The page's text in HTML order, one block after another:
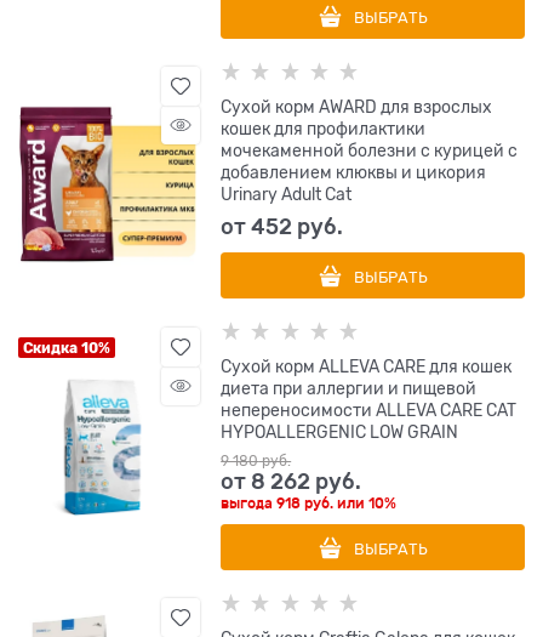
ВЫБРАТЬ
Сухой корм AWARD для взрослых
кошек для профилактики
мочекаменной болезни с курицей с
добавлением клюквы и цикория
Urinary Adult Cat
от452 руб.
ВЫБРАТЬ
Скидка 10%
Сухой корм ALLEVA CARE для кошек
диета при аллергии и пищевой
непереносимости ALLEVA CARE CAT
HYPOALLERGENIC LOW GRAIN
9 180 руб.
от 8 262 руб.
выгода918 руб. или10%
ВЫБРАТЬ